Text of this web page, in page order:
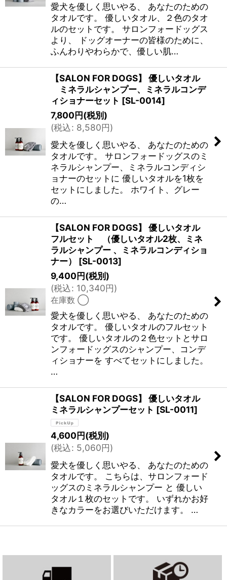
愛犬を優しく思いやる、 あなたのための
タオルです。 優しいタオル、２色のタオ
ルのセットです。 サロンフォードッグス
より、 ドッグオーナーの皆様のために、
ふんわりやわらかで、優しい肌…
【SALON FOR DOGS】 優しいタオル
ミネラルシャンプー、ミネラルコンデ
ィショナーセット [SL-0014]
7,800円(税別)
(税込: 8,580円)
愛犬を優しく思いやる、 あなたのための
タオルです。 サロンフォードッグスのミ
ネラルシャンプー、ミネラルコンディシ
ョナーのセットに 優しいタオルを1枚を
セットにしました。 ホワイト、グレー
の…
【SALON FOR DOGS】 優しいタオル
フルセット （優しいタオル2枚、ミネ
ラルシャンプー 、ミネラルコンディショ
ナー）
[SL-0013]
9,400円(税別)
(税込: 10,340円)
在庫数 ◯
愛犬を優しく思いやる、 あなたのための
タオルです。 優しいタオルのフルセット
です。 優しいタオルの２色セットとサロ
ンフォードッグスのシャンプー、コンデ
ィショナーを すべてセットにしました。
…
【SALON FOR DOGS】 優しいタオル
ミネラルシャンプーセット [SL-0011]
4,600円(税別)
(税込: 5,060円)
愛犬を優しく思いやる、 あなたのための
タオルです。 こちらは、サロンフォード
ッグスのミネラルシャンプー と 優しい
タオル１枚のセットです。 いずれかお好
きなカラーをお選びいただけます。 …